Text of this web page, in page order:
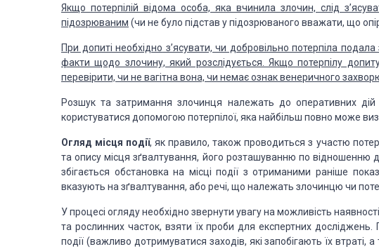
Якщо потерпілій відома особа, яка вчинила злочин, слід
підозрюваним (чи не було підстав у підозрюваного вважати, що
При допиті необхідно з’ясувати, чи добровільно потерпіла
факти щодо злочину, який розслідується. Якщо потерпілу
перевірити, чи не вагітна вона, чи немаєознак венеричного
Розшук та затримання злочинця належать до оперативних дій
користуватися допомогою потерпілої, яка найбільш повно може
Огляд місця події, як правило, також проводиться з участю
та опису місця зґвалтування, його розташуванню по відношенню
збігається обстановка на місці події з отриманими раніше
вказують на зґвалтування, або речі, що належать злочинцю чи
У процесі оглядунеобхідно звернути увагу на можливість наявності
та рослинних часток, взяти їх проби для експертних досліджень.
події (важливо дотримуватися заходів, які запобігають їх